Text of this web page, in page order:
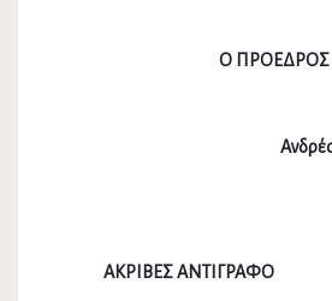
Ο ΠΡΟΕΔΡΟΣ
ΑΚΡΙΒΕΣ ΑΝΤΙΓΡΑΦΟ